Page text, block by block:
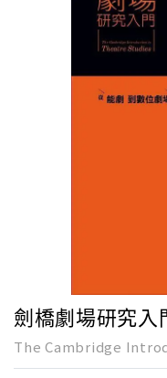
劍橋劇場研究
The Cambridge